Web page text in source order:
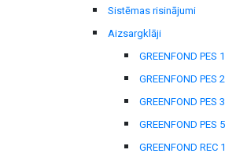
Sistēmas risinājumi
Aizsargklāji
GREENFOND PES
GREENFOND PES
GREENFOND PES
GREENFOND PES
GREENFOND REC